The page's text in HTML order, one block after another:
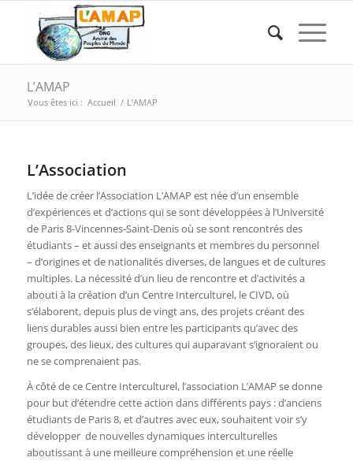
L’AMAP
Vous êtes ici : Accueil / L’AMAP
L’Association
L’idée de créer l’Association L’AMAP est née d’un ensemble
d’expériences et d’actions qui se sont développées à l’Université
de Paris 8-Vincennes-Saint-Denis où se sont rencontrés des
étudiants – et aussi des enseignants et membres du personnel
– d’origines et de nationalités diverses, de langues et de cultures
multiples. La nécessité d’un lieu de rencontre et d’activités a
abouti à la création d’un Centre Interculturel, le CIVD, où
s’élaborent, depuis plus de vingt ans, des projets créant des
liens durables aussi bien entre les participants qu’avec des
groupes, des lieux, des cultures qui auparavant s’ignoraient ou
ne se comprenaient pas.
À côté de ce Centre Interculturel, l’association L’AMAP se donne
pour but d’étendre cette action dans différents pays : d’anciens
étudiants de Paris 8, et d’autres avec eux, souhaitent voir s’y
développer de nouvelles dynamiques interculturelles
aboutissant à une meilleure compréhension et une réelle